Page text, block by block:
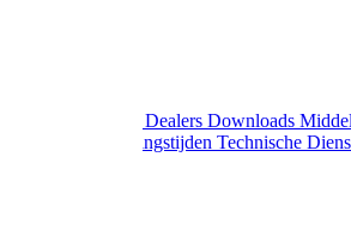
Dealers Downloads
Gewijzigde openingstijden Technische